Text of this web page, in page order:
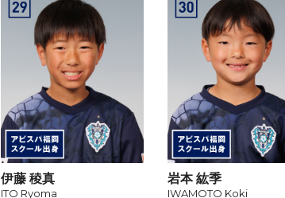
伊藤 稜真
ITO Ryoma
岩本 紘季
IWAMOTO Koki